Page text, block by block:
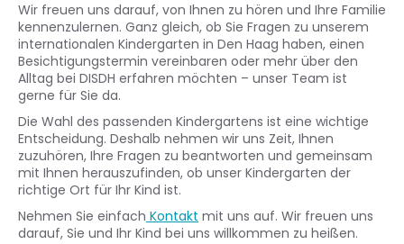
Wir freuen uns darauf, von Ihnen zu hören und Ihre Familie
kennenzulernen. Ganz gleich, ob Sie Fragen zu unserem
internationalen Kindergarten in Den Haag haben, einen
Besichtigungstermin vereinbaren oder mehr über den
Alltag bei DISDH erfahren möchten – unser Team ist
gerne für Sie da.
Die Wahl des passenden Kindergartens ist eine wichtige
Entscheidung. Deshalb nehmen wir uns Zeit, Ihnen
zuzuhören, Ihre Fragen zu beantworten und gemeinsam
mit Ihnen herauszufinden, ob unser Kindergarten der
richtige Ort für Ihr Kind ist.
Nehmen Sie einfach Kontakt mit uns auf. Wir freuen uns
darauf, Sie und Ihr Kind bei uns willkommen zu heißen.